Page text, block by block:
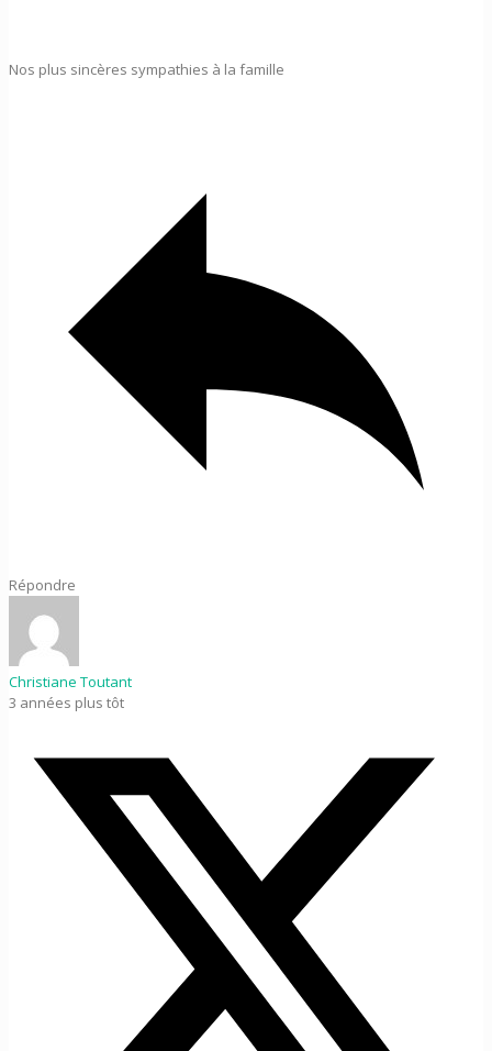
Nos plus sincères sympathies à la famille
Répondre
Christiane Toutant
3 années plus tôt